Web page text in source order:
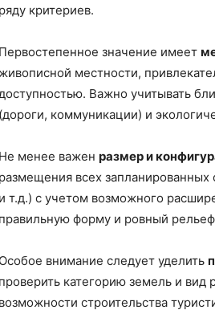
ряду критериев.
Первостепенное значение имеет
живописной местности,
Важно учитывать
(дороги, коммуникации) и
Не менее важен размер и
размещения всех
и т.д.) с учетом возможного
правильную форму и ровный
Особое внимание следует уделить
проверить категорию земель и вид
возможности строительства